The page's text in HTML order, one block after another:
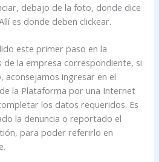
debajo de la foto, donde dice
es donde deben clickear.
este primer paso en la
la empresa correspondiente, si
aconsejamos ingresar en el
la Plataforma por una Internet
los datos requeridos. Es
la denuncia o reportado el
para poder referirlo en